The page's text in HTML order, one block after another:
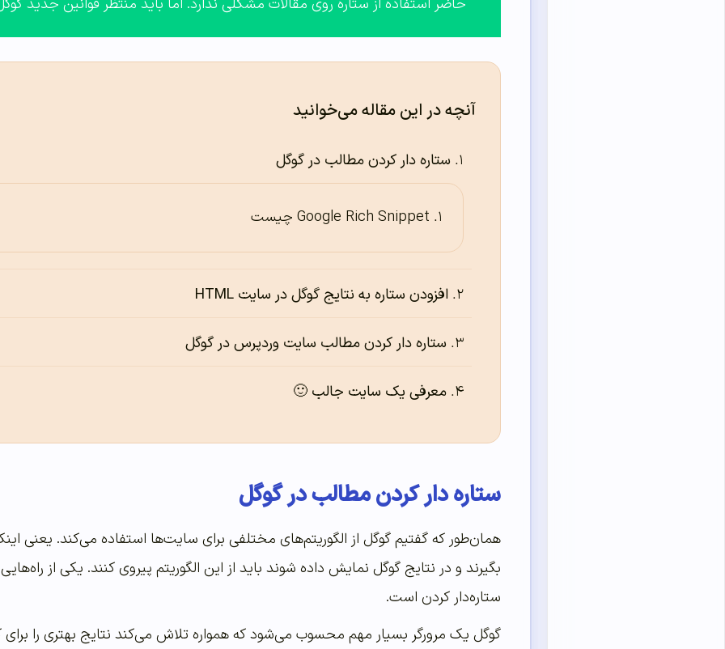
آنچه در این مقاله می‌خوانید
ستاره دار کردن مطالب در گوگل
Google Rich Snippet چیست
افزودن ستاره به نتایج گوگل در سایت HTML
ستاره دار کردن مطالب سایت وردپرس در گوگل
معرفی یک سایت جالب 🙂
ستاره دار کردن مطالب در گوگل
همان‌طور که گفتیم گوگل از الگوریتم‌های مختلفی برای سایت‌ها استفاده می‌کند. یعنی
بگیرند و در نتایج گوگل نمایش داده شوند باید از این الگوریتم پیروی کنند. یکی از
ستاره‌دار کردن است.
گوگل یک مرورگر بسیار مهم محسوب می‌شود که همواره تلاش می‌کند نتایج بهتری را برای